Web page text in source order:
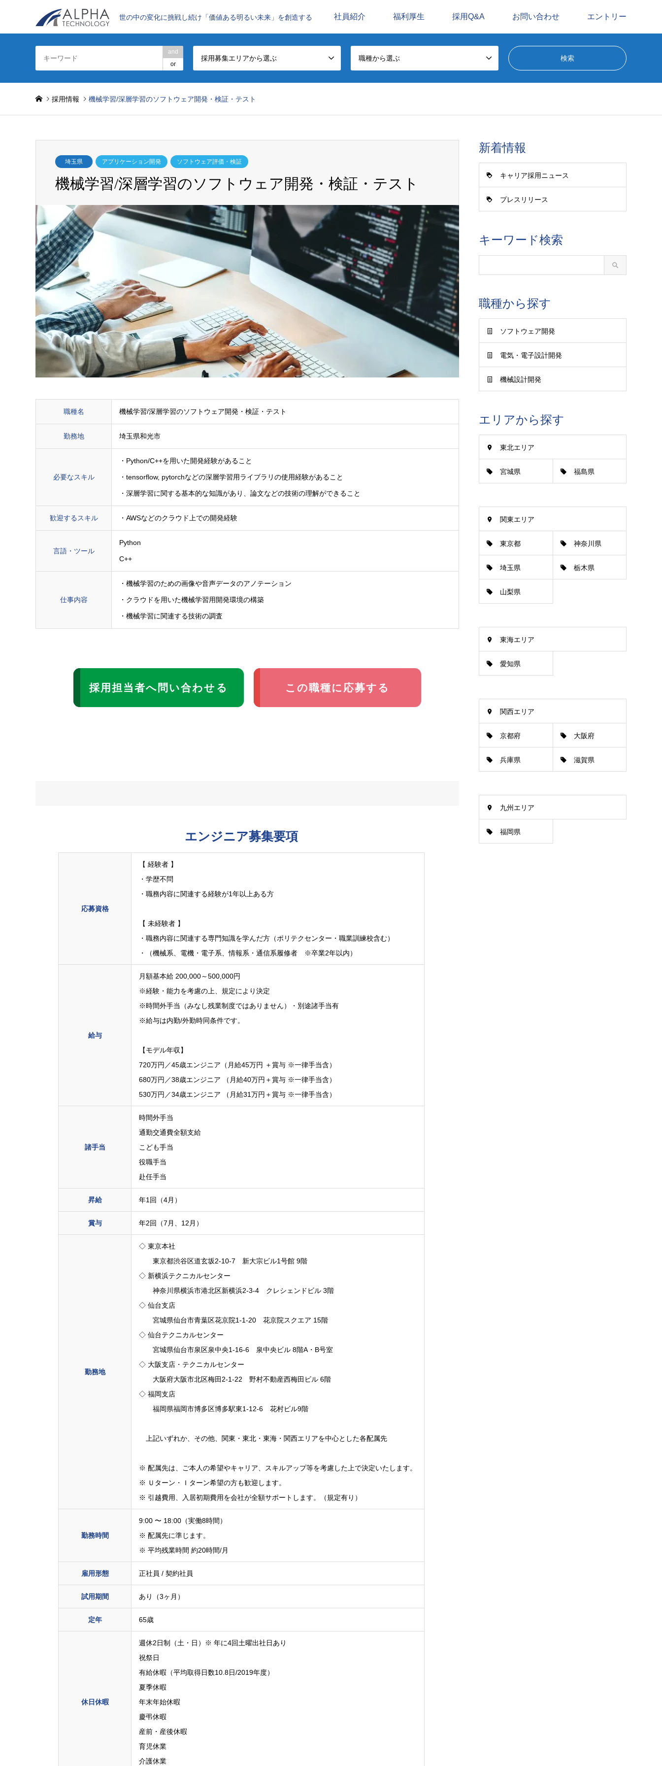
世の中の変化に挑戦し続け「価値ある明るい未来」を創造する 社員紹介 福利厚生 採用Q&A お問い合わせ エントリー
and
or
採用募集エリアから選ぶ 職種から選ぶ
採用情報 機械学習/深層学習のソフトウェア開発・検証・テスト
埼玉県 アプリケーション開発 ソフトウェア評価・検証
機械学習/深層学習のソフトウェア開発・検証・テスト
職種名 機械学習/深層学習のソフトウェア開発・検証・テスト
勤務地 埼玉県和光市
必要なスキル
・Python/C++を用いた開発経験があること
・tensorflow, pytorchなどの深層学習用ライブラリの使用経験があること
・深層学習に関する基本的な知識があり、論文などの技術の理解ができること
歓迎するスキル ・AWSなどのクラウド上での開発経験
言語・ツール
Python
C++
仕事内容
・機械学習のための画像や音声データのアノテーション
・クラウドを用いた機械学習用開発環境の構築
・機械学習に関連する技術の調査
採用担当者へ問い合わせる この職種に応募する
エンジニア募集要項
応募資格
【 経験者 】
・学歴不問
・職務内容に関連する経験が1年以上ある方
【 未経験者 】
・職務内容に関連する専門知識を学んだ方（ポリテクセンター・職業訓練校含む）
・（機械系、電機・電子系、情報系・通信系履修者 ※卒業2年以内）
給与
月額基本給 200,000～500,000円
※経験・能力を考慮の上、規定により決定
※時間外手当（みなし残業制度ではありません）・別途諸手当有
※給与は内勤/外勤時同条件です。
【モデル年収】
720万円／45歳エンジニア（月給45万円 ＋賞与 ※一律手当含）
680万円／38歳エンジニア （月給40万円＋賞与 ※一律手当含）
530万円／34歳エンジニア （月給31万円＋賞与 ※一律手当含）
諸手当
時間外手当
通勤交通費全額支給
こども手当
役職手当
赴任手当
昇給 年1回（4月）
賞与 年2回（7月、12月）
勤務地
◇ 東京本社
東京都渋谷区道玄坂2-10-7 新大宗ビル1号館 9階
◇ 新横浜テクニカルセンター
神奈川県横浜市港北区新横浜2-3-4 クレシェンドビル 3階
◇ 仙台支店
宮城県仙台市青葉区花京院1-1-20 花京院スクエア 15階
◇ 仙台テクニカルセンター
宮城県仙台市泉区泉中央1-16-6 泉中央ビル 8階A・B号室
◇ 大阪支店・テクニカルセンター
大阪府大阪市北区梅田2-1-22 野村不動産西梅田ビル 6階
◇ 福岡支店
福岡県福岡市博多区博多駅東1-12-6 花村ビル9階
上記いずれか、その他、関東・東北・東海・関西エリアを中心とした各配属先
※ 配属先は、ご本人の希望やキャリア、スキルアップ等を考慮した上で決定いたします。
※ Ｕターン・Ｉターン希望の方も歓迎します。
※ 引越費用、入居初期費用を会社が全額サポートします。（規定有り）
勤務時間
9:00 〜 18:00（実働8時間）
※ 配属先に準じます。
※ 平均残業時間 約20時間/月
雇用形態 正社員 / 契約社員
試用期間 あり（3ヶ月）
定年 65歳
休日休暇
週休2日制（土・日）※ 年に4回土曜出社日あり
祝祭日
有給休暇（平均取得日数10.8日/2019年度）
夏季休暇
年末年始休暇
慶弔休暇
産前・産後休暇
育児休業
介護休業
新着情報
キャリア採用ニュース
プレスリリース
キーワード検索
職種から探す
ソフトウェア開発
電気・電子設計開発
機械設計開発
エリアから探す
東北エリア
宮城県 福島県
関東エリア
東京都 神奈川県
埼玉県 栃木県
山梨県
東海エリア
愛知県
関西エリア
京都府 大阪府
兵庫県 滋賀県
九州エリア
福岡県